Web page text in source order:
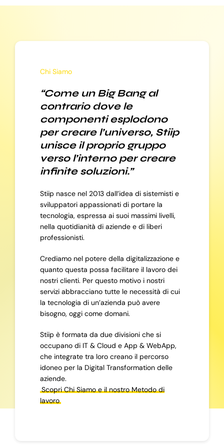
Chi Siamo
“Come un Big Bang al
contrario dove le
componenti esplodono
per creare l’universo, Stiip
unisce il proprio gruppo
verso l’interno per creare
infinite soluzioni.”
Stiip nasce nel 2013 dall’idea di sistemisti e
sviluppatori appassionati di portare la
tecnologia, espressa ai suoi massimi livelli,
nella quotidianità di aziende e di liberi
professionisti.
Crediamo nel potere della digitalizzazione e
quanto questa possa facilitare il lavoro dei
nostri clienti. Per questo motivo i nostri
servizi abbracciano tutte le necessità di cui
la tecnologia di un’azienda può avere
bisogno, oggi come domani.
Stiip è formata da due divisioni che si
occupano di IT & Cloud e App & WebApp,
che integrate tra loro creano il percorso
idoneo per la Digital Transformation delle
aziende.
Scopri Chi Siamo e il nostro Metodo di
lavoro